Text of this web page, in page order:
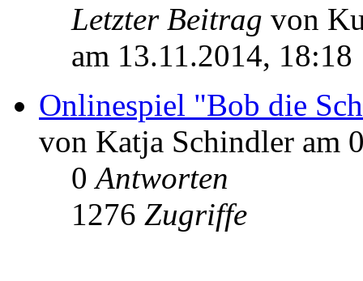
Letzter Beitrag von
am 13.11.2014, 18:18
Onlinespiel "Bob die
von Katja Schindler am
0Antworten
1276 Zugriffe